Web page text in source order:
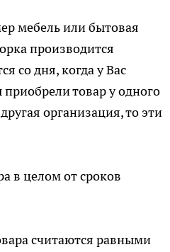
мебель или бытовая
производится
со дня, когда у Вас
товар у одного
организация, то эти
в целом от сроков
считаются равными